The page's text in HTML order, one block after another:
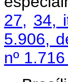
27, 34,
5.906,
nº